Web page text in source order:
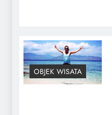
OBJEK WISATA